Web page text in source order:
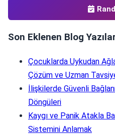
Son Eklenen Blog
Çocuklarda Uykudan
Çözüm ve Uzman
İlişkilerde Güvenli
Döngüleri
Kaygı ve Panik Atakla
Sistemini Anlamak